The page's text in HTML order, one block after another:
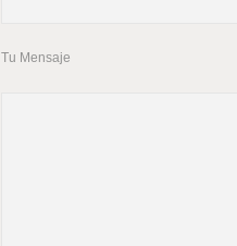
Tu Mensaje